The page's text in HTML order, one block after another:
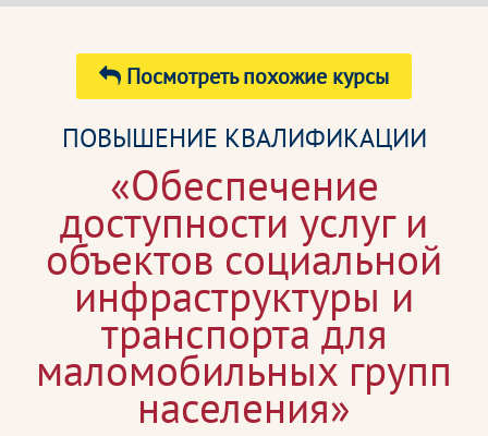
Посмотреть похожие курсы
ПОВЫШЕНИЕ КВАЛИФИКАЦИИ
«Обеспечение
доступности услуг и
объектов социальной
инфраструктуры и
транспорта для
маломобильных групп
населения»